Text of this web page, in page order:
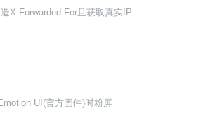
X-Forwarded-For且获取真实IP
UI(官方固件)时粉屏